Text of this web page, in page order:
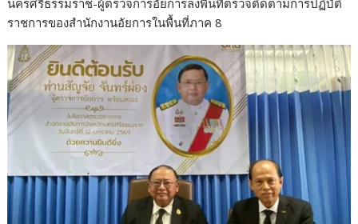
e
b
o
o
k
itt
er
e ar
e
ราชการของสำนักงานอัยการในพื้นที่ภาค 8